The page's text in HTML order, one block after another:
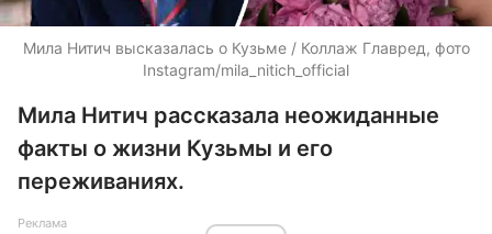
Мила Нитич высказалась о Кузьме / Коллаж Главред, фото
Instagram/mila_nitich_official
Мила Нитич рассказала неожиданные
факты о жизни Кузьмы и его
переживаниях.
Реклама